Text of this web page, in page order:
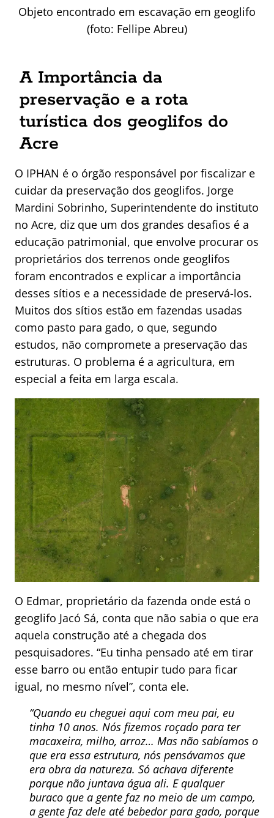
Objeto encontrado em escavação em geoglifo
(foto: Fellipe Abreu)
A Importância da
preservação e a rota
turística dos geoglifos do
Acre
O IPHAN é o órgão responsável por fiscalizar e
cuidar da preservação dos geoglifos. Jorge
Mardini Sobrinho, Superintendente do instituto
no Acre, diz que um dos grandes desafios é a
educação patrimonial, que envolve procurar os
proprietários dos terrenos onde geoglifos
foram encontrados e explicar a importância
desses sítios e a necessidade de preservá-los.
Muitos dos sítios estão em fazendas usadas
como pasto para gado, o que, segundo
estudos, não compromete a preservação das
estruturas. O problema é a agricultura, em
especial a feita em larga escala.
O Edmar, proprietário da fazenda onde está o
geoglifo Jacó Sá, conta que não sabia o que era
aquela construção até a chegada dos
pesquisadores. “Eu tinha pensado até em tirar
esse barro ou então entupir tudo para ficar
igual, no mesmo nível”, conta ele.
“Quando eu cheguei aqui com meu pai, eu
tinha 10 anos. Nós fizemos roçado para ter
macaxeira, milho, arroz… Mas não sabíamos o
que era essa estrutura, nós pensávamos que
era obra da natureza. Só achava diferente
porque não juntava água ali. E qualquer
buraco que a gente faz no meio de um campo,
a gente faz dele até bebedor para gado, porque